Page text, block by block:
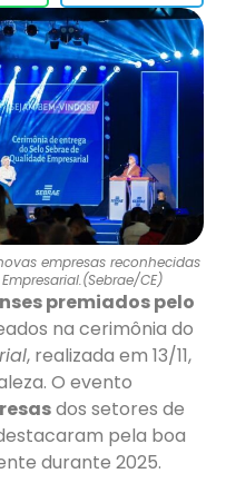
empresas reconhecidas
CE)
premiados pelo
na cerimônia do
, realizada em 13/11,
O evento
dos setores de
pela boa
durante 2025.